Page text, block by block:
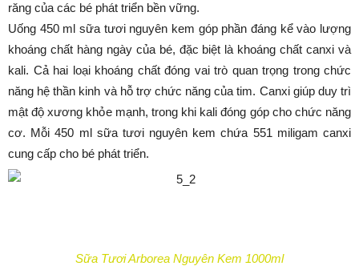
răng của các bé phát triển bền vững.
Uống 450 ml sữa tươi nguyên kem góp phần đáng kể vào lượng
khoáng chất hàng ngày của bé, đặc biệt là khoáng chất canxi và
kali. Cả hai loại khoáng chất đóng vai trò quan trọng trong chức
năng hệ thần kinh và hỗ trợ chức năng của tim. Canxi giúp duy trì
mật độ xương khỏe mạnh, trong khi kali đóng góp cho chức năng
cơ. Mỗi 450 ml sữa tươi nguyên kem chứa 551 miligam canxi
cung cấp cho bé phát triển.
Sữa Tươi Arborea Nguyên Kem 1000ml